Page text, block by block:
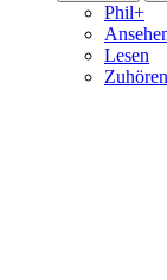
Phil+
Lesen
Zuhören